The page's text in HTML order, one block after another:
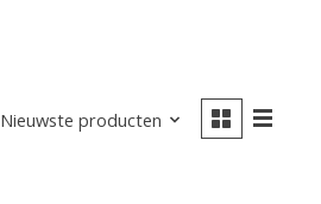
Nieuwste producten